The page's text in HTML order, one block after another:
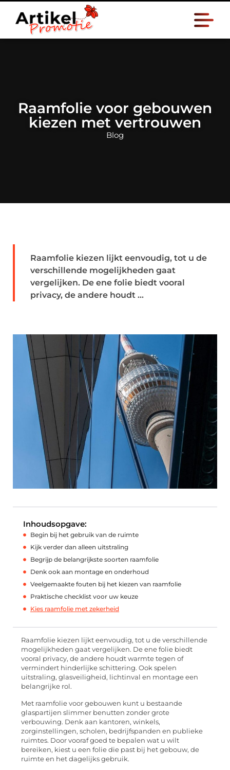
Raamfolie voor gebouwen
kiezen met vertrouwen
Blog
Raamfolie kiezen lijkt eenvoudig, tot u de
verschillende mogelijkheden gaat
vergelijken. De ene folie biedt vooral
privacy, de andere houdt ...
Inhoudsopgave:
Begin bij het gebruik van de ruimte
Kijk verder dan alleen uitstraling
Begrijp de belangrijkste soorten raamfolie
Denk ook aan montage en onderhoud
Veelgemaakte fouten bij het kiezen van raamfolie
Praktische checklist voor uw keuze
Kies raamfolie met zekerheid
Raamfolie kiezen lijkt eenvoudig, tot u de verschillende
mogelijkheden gaat vergelijken. De ene folie biedt
vooral privacy, de andere houdt warmte tegen of
vermindert hinderlijke schittering. Ook spelen
uitstraling, glasveiligheid, lichtinval en montage een
belangrijke rol.
Met raamfolie voor gebouwen kunt u bestaande
glaspartijen slimmer benutten zonder grote
verbouwing. Denk aan kantoren, winkels,
zorginstellingen, scholen, bedrijfspanden en publieke
ruimtes. Door vooraf goed te bepalen wat u wilt
bereiken, kiest u een folie die past bij het gebouw, de
ruimte en het dagelijks gebruik.